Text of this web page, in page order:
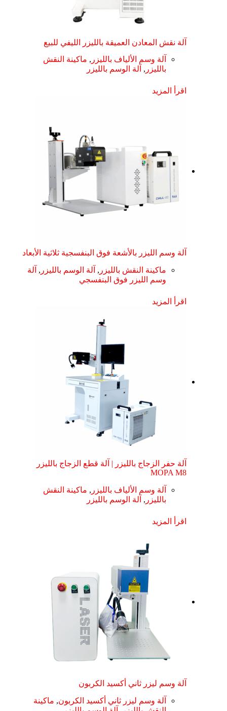
آلة نقش المعادن العميقة بالليزر الليفي للبيع
آلة وسم الألياف بالليزر , ماكينة النقش
بالليزر , آلة الوسم بالليزر
اقرأ المزيد
آلة وسم الليزر بالأشعة فوق البنفسجية ثلاثية الأبعاد
ماكينة النقش بالليزر , آلة الوسم بالليزر , آلة
وسم الليزر فوق البنفسجي
اقرأ المزيد
آلة حفر الزجاج بالليزر | آلة قطع الزجاج بالليزر
MOPA M8
آلة وسم الألياف بالليزر , ماكينة النقش
بالليزر , آلة الوسم بالليزر
اقرأ المزيد
آلة وسم ليزر ثاني أكسيد الكربون
آلة وسم ليزر ثاني أكسيد الكربون, ماكينة